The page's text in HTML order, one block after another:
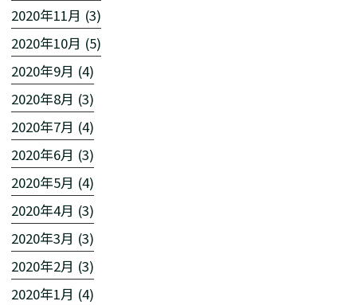
2020年11月 (3)
2020年10月 (5)
2020年9月 (4)
2020年8月 (3)
2020年7月 (4)
2020年6月 (3)
2020年5月 (4)
2020年4月 (3)
2020年3月 (3)
2020年2月 (3)
2020年1月 (4)